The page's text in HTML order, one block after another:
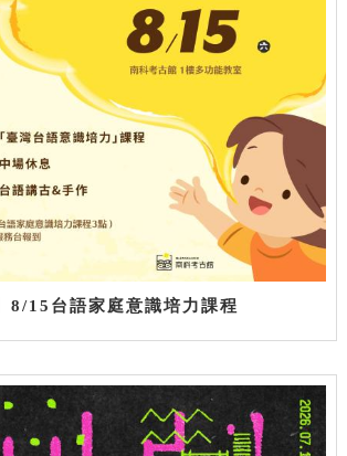
8/15台語家庭意識培力課程